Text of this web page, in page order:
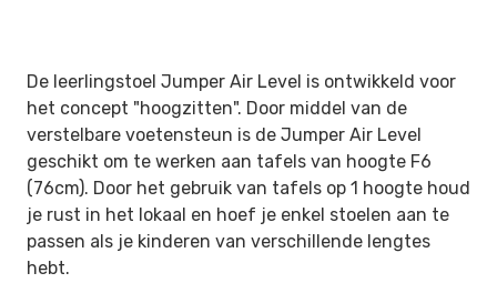
De leerlingstoel Jumper Air Level is ontwikkeld voor
het concept "hoogzitten". Door middel van de
verstelbare voetensteun is de Jumper Air Level
geschikt om te werken aan tafels van hoogte F6
(76cm). Door het gebruik van tafels op 1 hoogte houd
je rust in het lokaal en hoef je enkel stoelen aan te
passen als je kinderen van verschillende lengtes
hebt.